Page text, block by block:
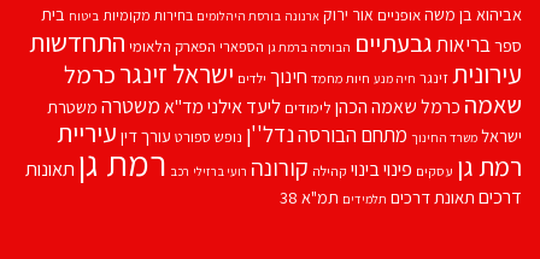
אביהוא בן משהאופניים אור ירוק ארנונה בורסת היהלומים בחירות מקומיות ביטוח בית
ספרבריאותגבעתיים הבורסה ברמת גן הספארי הפארק הלאומי התחדשות
עירוניתזינגר חיה מנע חיות מחמד חינוך ילדים ישראל זינגרכרמל
שאמה כרמל שאמה הכהן לימודים ליעד אילנימד''אמשטרה משטרת
ישראל משרד החינוך מתחם הבורסהנדל''ן נופש ספורט עורך דין עיריית
רמת גן עסקים פינוי בינוי קהילה קורונה רועי ברזילי רכב רמת גן תאונות
דרכים תאונת דרכים תלמידים תמ"א 38